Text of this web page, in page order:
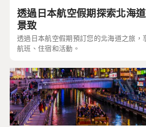
透過日本航空假期探索北海
景致
透過日本航空假期預訂您的北海道之旅，
航班、住宿和活動。